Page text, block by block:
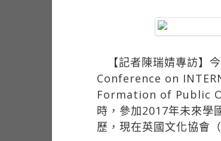
【記者陳瑞婧專訪
Conference on
Formation of Public
時，參加2017年未來學
歷，現在英國文化協會